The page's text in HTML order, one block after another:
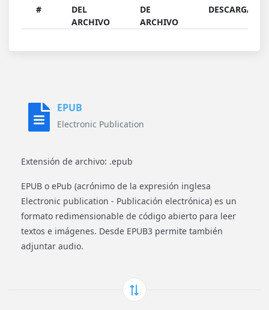
#
DEL
ARCHIVO
DE
ARCHIVO
DESCARGAR
EPUB
Electronic Publication
Extensión de archivo: .epub
EPUB o ePub (acrónimo de la expresión inglesa
Electronic publication - Publicación electrónica) es un
formato redimensionable de código abierto para leer
textos e imágenes. Desde EPUB3 permite también
adjuntar audio.